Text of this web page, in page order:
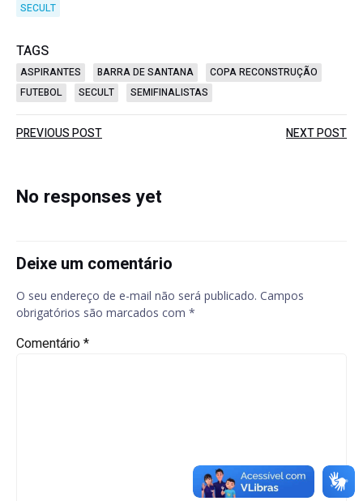
SECULT
TAGS
ASPIRANTES BARRA DE SANTANA
COPA RECONSTRUÇÃO
FUTEBOL
SECULT SEMIFINALISTAS
Post
navigation
PREVIOUS POST NEXT POST
No responses yet
Deixe um comentário
O seu endereço de e-mail não será publicado. Campos
obrigatórios são marcados com *
Comentário*